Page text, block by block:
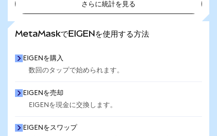
さらに統計を見る
MetaMaskでEIGENを使用する方法
EIGENを購入
数回のタップで始められます。
EIGENを売却
EIGENを現金に交換します。
EIGENをスワップ